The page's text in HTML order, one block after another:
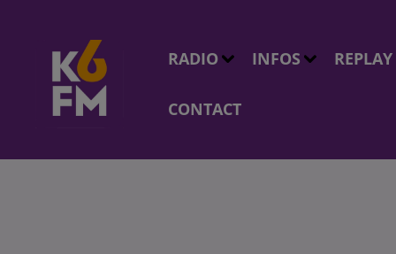
RADIO INFOS REPLAY
CONTACT